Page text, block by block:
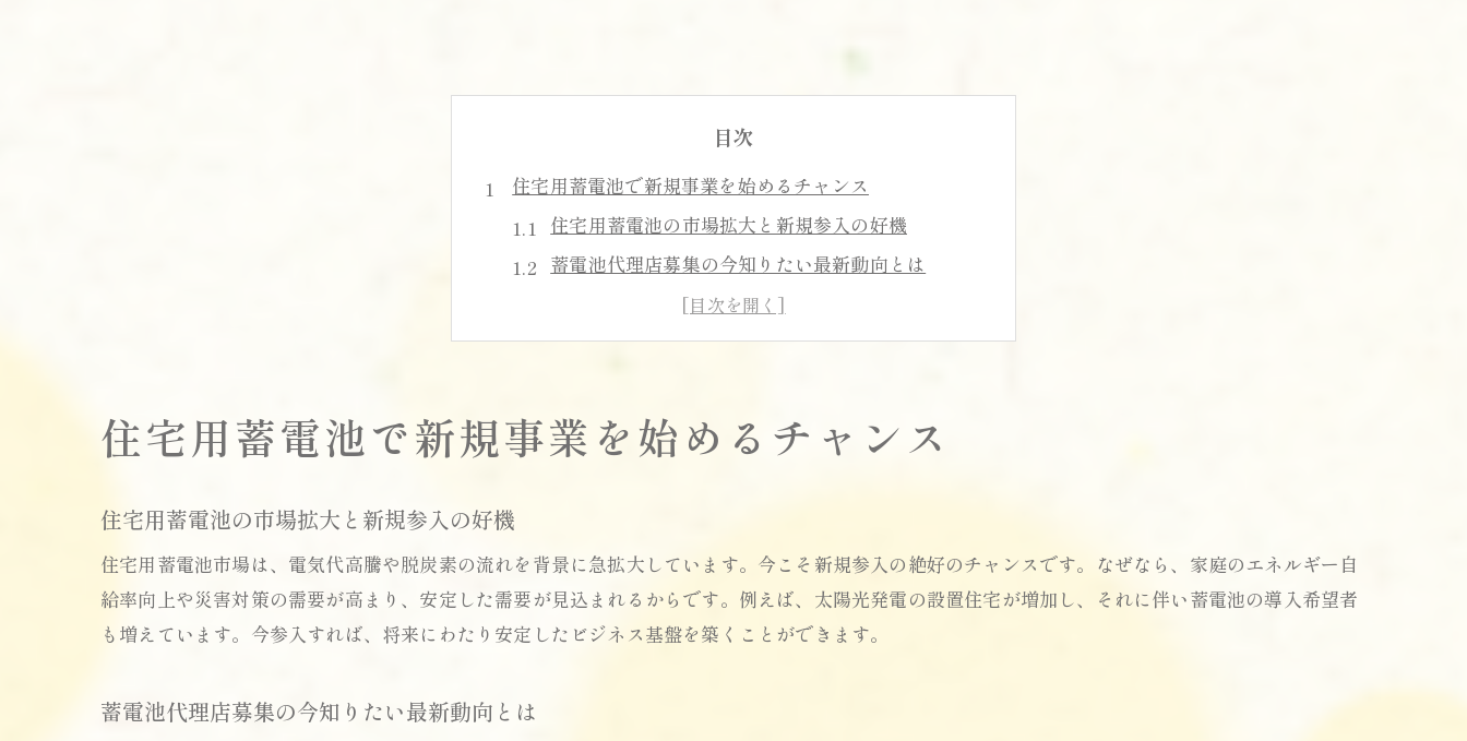
目次
住宅用蓄電池で新規事業を始めるチャンス
住宅用蓄電池の市場拡大と新規参入の好機
蓄電池代理店募集の今知りたい最新動向とは
太陽光と住宅用蓄電池の相乗効果を活かす方法
協力会社募集を活用した事業展開のポイント
家庭用蓄電池の販売パートナー制度の魅力
販売パートナーとして収益化を実現する方法
手数料や報酬体系で失敗しないパートナー戦略
0円太陽光と住宅用蓄電池を組み合わせた提案力
住宅用蓄電池で新規事業を始めるチャンス
住宅用蓄電池の市場拡大と新規参入の好機
住宅用蓄電池市場は、電気代高騰や脱炭素の流れを背景に急拡大しています。今こそ新規参入の絶好のチャンスです。なぜなら、家庭のエネルギー自
給率向上や災害対策の需要が高まり、安定した需要が見込まれるからです。例えば、太陽光発電の設置住宅が増加し、それに伴い蓄電池の導入希望者
も増えています。今参入すれば、将来にわたり安定したビジネス基盤を築くことができます。
蓄電池代理店募集の今知りたい最新動向とは